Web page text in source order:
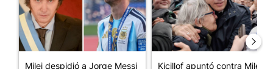
Milei despidió a Jorge Messi
Kicillof apuntó contra Milei